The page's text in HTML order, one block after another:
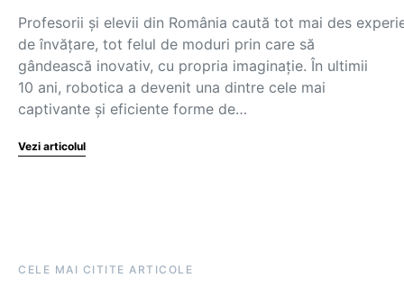
Profesorii și elevii din România caută tot mai des
de învățare, tot felul de moduri prin care să
gândească inovativ, cu propria imaginație. În ultimii
10 ani, robotica a devenit una dintre cele mai
captivante și eficiente forme de…
Vezi articolul
CELE MAI CITITE ARTICOLE